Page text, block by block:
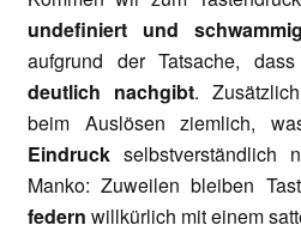
undefiniert und
aufgrund der Tatsache,
deutlich nachgibt. Zusätzlich
beim Auslösen ziemlich,
Eindruck selbstverständlich
Manko: Zuweilen bleiben
federn willkürlich mit einem